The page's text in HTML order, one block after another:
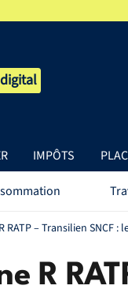
IMPÔTS
RATP – Transilien SNCF :
R